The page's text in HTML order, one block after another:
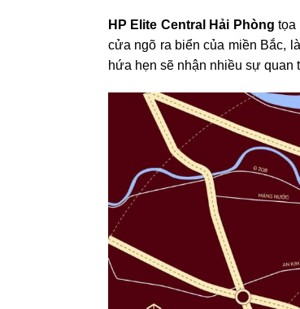
HP Elite Central Hải Phòng tọa
cửa ngõ ra biển của miền Bắc,
hứa hẹn sẽ nhận nhiều sự quan